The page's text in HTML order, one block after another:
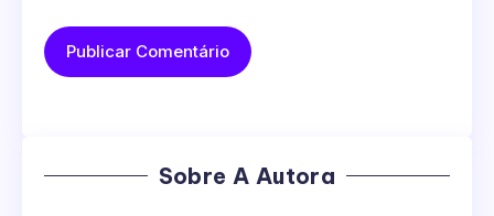
Sobre A Autora